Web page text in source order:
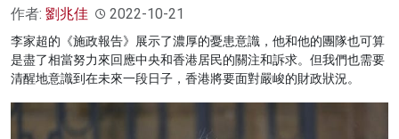
作者: 劉兆佳 2022-10-21
李家超的《施政報告》展示了濃厚的憂患意識，他和他的團隊也可算
是盡了相當努力來回應中央和香港居民的關注和訴求。但我們也需要
清醒地意識到在未來一段日子，香港將要面對嚴峻的財政狀況。